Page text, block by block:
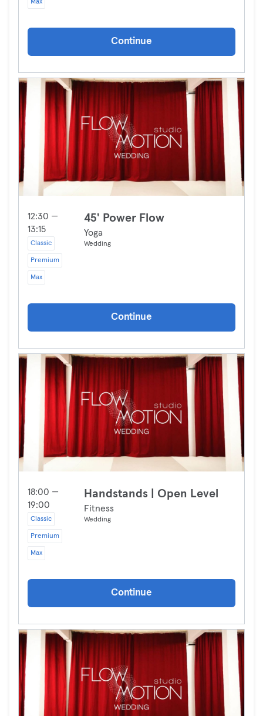
Max
Continue
12:30 —
13:15
Classic
Premium
Max
45' Power Flow
Yoga
Wedding
Continue
18:00 —
19:00
Classic
Premium
Max
Handstands | Open Level
Fitness
Wedding
Continue